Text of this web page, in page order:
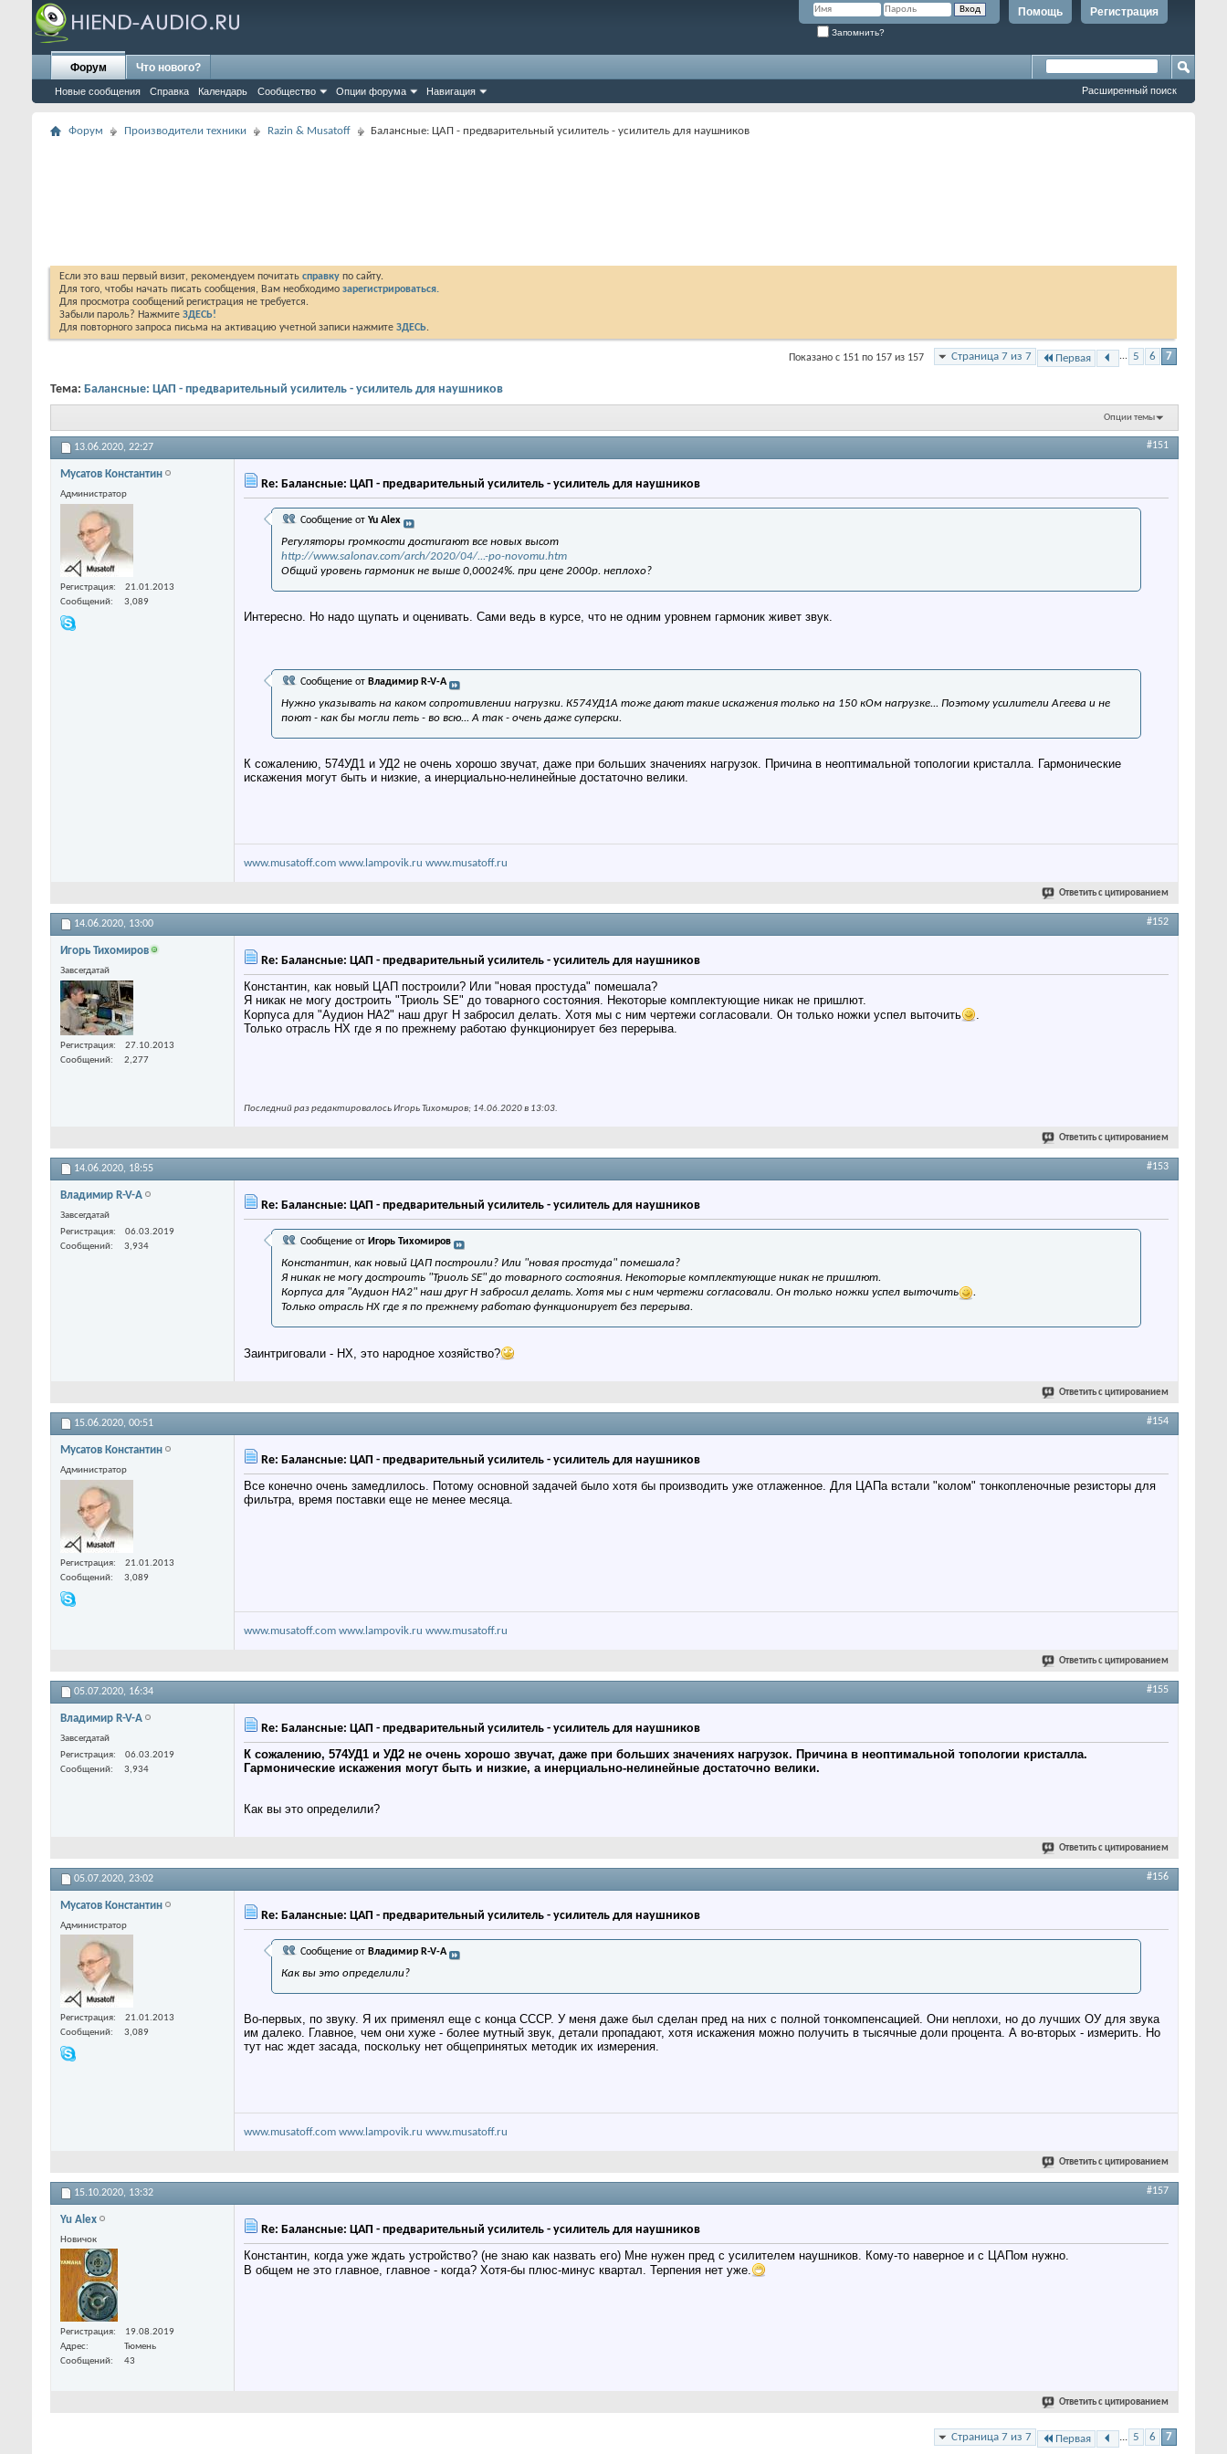
Регистрация
Помощь
Запомнить?
Форум
Новые сообщения Справка Календарь Сообщество Опции форума Навигация
Что нового?
Расширенный поиск
Форум Производители техники Razin & Musatoff Балансные: ЦАП - предварительный усилитель - усилитель для наушников
Если это ваш первый визит, рекомендуем почитать справку по сайту.
Для того, чтобы начать писать сообщения, Вам необходимо зарегистрироваться.
Для просмотра сообщений регистрация не требуется.
Забыли пароль? Нажмите ЗДЕСЬ!
Для повторного запроса письма на активацию учетной записи нажмите ЗДЕСЬ.
Страница 7 из 7 Первая ... 5 6 7
Показано с 151 по 157 из 157
Тема: Балансные: ЦАП - предварительный усилитель - усилитель для наушников
Опции темы
13.06.2020, 22:27 #151
Мусатов Константин
Администратор
Регистрация
21.01.2013
Сообщений
3,089
Re: Балансные: ЦАП - предварительный усилитель - усилитель для наушников
Сообщение от Yu Alex
Регуляторы громкости достигают все новых высот
http://www.salonav.com/arch/2020/04/...-po-novomu.htm
Общий уровень гармоник не выше 0,00024%. при цене 2000р. неплохо?
Интересно. Но надо щупать и оценивать. Сами ведь в курсе, что не одним уровнем гармоник живет звук.
Сообщение от Владимир R-V-A
Нужно указывать на каком сопротивлении нагрузки. К574УД1А тоже дают такие искажения только на 150 кОм нагрузке... Поэтому усилители Агеева и не
поют - как бы могли петь - во всю... А так - очень даже суперски.
К сожалению, 574УД1 и УД2 не очень хорошо звучат, даже при больших значениях нагрузок. Причина в неоптимальной топологии кристалла. Гармонические
искажения могут быть и низкие, а инерциально-нелинейные достаточно велики.
www.musatoff.com www.lampovik.ru www.musatoff.ru
Ответить с цитированием
14.06.2020, 13:00 #152
Игорь Тихомиров
Завсегдатай
Регистрация
27.10.2013
Сообщений
2,277
Re: Балансные: ЦАП - предварительный усилитель - усилитель для наушников
Константин, как новый ЦАП построили? Или "новая простуда" помешала?
Я никак не могу достроить "Триоль SE" до товарного состояния. Некоторые комплектующие никак не пришлют.
Корпуса для "Аудион HA2" наш друг Н забросил делать. Хотя мы с ним чертежи согласовали. Он только ножки успел выточить
.
Только отрасль НХ где я по прежнему работаю функционирует без перерыва.
Последний раз редактировалось Игорь Тихомиров; 14.06.2020 в 13:03.
Ответить с цитированием
14.06.2020, 18:55 #153
Владимир R-V-A
Завсегдатай
Регистрация
06.03.2019
Сообщений
3,934
Re: Балансные: ЦАП - предварительный усилитель - усилитель для наушников
Сообщение от Игорь Тихомиров
Константин, как новый ЦАП построили? Или "новая простуда" помешала?
Я никак не могу достроить "Триоль SE" до товарного состояния. Некоторые комплектующие никак не пришлют.
Корпуса для "Аудион HA2" наш друг Н забросил делать. Хотя мы с ним чертежи согласовали. Он только ножки успел выточить
.
Только отрасль НХ где я по прежнему работаю функционирует без перерыва.
Заинтриговали - НХ, это народное хозяйство?
Ответить с цитированием
15.06.2020, 00:51 #154
Мусатов Константин
Администратор
Регистрация
21.01.2013
Сообщений
3,089
Re: Балансные: ЦАП - предварительный усилитель - усилитель для наушников
Все конечно очень замедлилось. Потому основной задачей было хотя бы производить уже отлаженное. Для ЦАПа встали "колом" тонкопленочные резисторы для
фильтра, время поставки еще не менее месяца.
www.musatoff.com www.lampovik.ru www.musatoff.ru
Ответить с цитированием
05.07.2020, 16:34 #155
Владимир R-V-A
Завсегдатай
Регистрация
06.03.2019
Сообщений
3,934
Re: Балансные: ЦАП - предварительный усилитель - усилитель для наушников
К сожалению, 574УД1 и УД2 не очень хорошо звучат, даже при больших значениях нагрузок. Причина в неоптимальной топологии кристалла.
Гармонические искажения могут быть и низкие, а инерциально-нелинейные достаточно велики.
​Как вы это определили?
Ответить с цитированием
05.07.2020, 23:02 #156
Мусатов Константин
Администратор
Регистрация
21.01.2013
Сообщений
3,089
Re: Балансные: ЦАП - предварительный усилитель - усилитель для наушников
Сообщение от Владимир R-V-A
Как вы это определили?
Во-первых, по звуку. Я их применял еще с конца СССР. У меня даже был сделан пред на них с полной тонкомпенсацией. Они неплохи, но до лучших ОУ для звука
им далеко. Главное, чем они хуже - более мутный звук, детали пропадают, хотя искажения можно получить в тысячные доли процента. А во-вторых - измерить. Но
тут нас ждет засада, поскольку нет общепринятых методик их измерения.
www.musatoff.com www.lampovik.ru www.musatoff.ru
Ответить с цитированием
15.10.2020, 13:32 #157
Yu Alex
Новичок
Регистрация
19.08.2019
Адрес
Тюмень
Сообщений
43
Re: Балансные: ЦАП - предварительный усилитель - усилитель для наушников
Константин, когда уже ждать устройство? (не знаю как назвать его) Мне нужен пред с усилителем наушников. Кому-то наверное и с ЦАПом нужно.
В общем не это главное, главное - когда? Хотя-бы плюс-минус квартал. Терпения нет уже.
Ответить с цитированием
Страница 7 из 7 Первая 5 6 7